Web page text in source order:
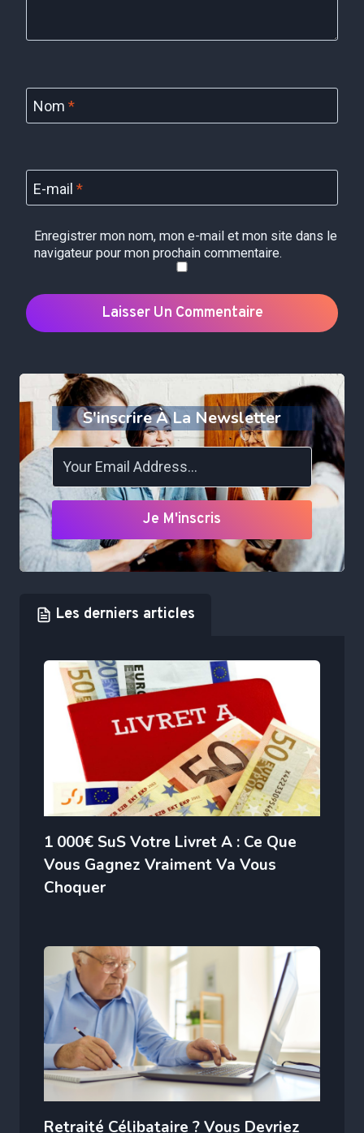
Nom *
E-mail *
Enregistrer mon nom, mon e-mail et mon site dans le
navigateur pour mon prochain commentaire.
S'inscrire À La Newsletter
Je M'inscris
Les derniers articles
1 000€ SuS Votre Livret A : Ce Que
Vous Gagnez Vraiment Va Vous
Choquer
Retraité Célibataire ? Vous Devriez